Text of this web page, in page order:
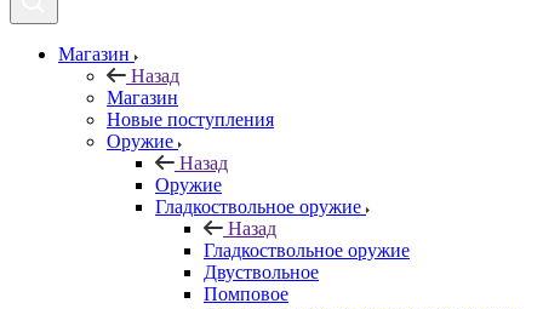
Магазин
Назад
Магазин
Новые поступления
Оружие
Назад
Оружие
Гладкоствольное оружие
Назад
Гладкоствольное оружие
Двуствольное
Помповое